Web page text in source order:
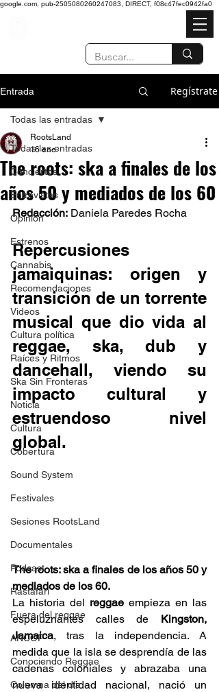
google.com, pub-2505080260247083, DIRECT, f08c47fec0942fa0
Entrada Regístrate
Todas las entradas
Conciertos
Entrevistas
Opinión
Estrenos
Cannabis
Recomendaciones
Videos
Cultura política
Raíces y Ritmos
Ska Sin Fronteras
Noticia
Cultura
Cobertura
Sound System
Festivales
Sesiones RootsLand
Documentales
Podcast
Rastafari
Fuera del reggae
ANCOP
Conociendo Reggae
Columna del día
Todas las entradas
The roots: ska a finales de los
años 50 y mediados de los 60
RootsLand
16 ene
Redacción: Daniela Paredes Rocha
Repercusiones
jamaiquinas: origen y
transición de un torrente
musical que dio vida al
reggae, ska, dub y
dancehall, viendo su
impacto cultural y
estruendoso nivel
global.
The roots: ska a finales de los años 50 y
mediados de los 60.
La historia del reggae empieza en las
espeluznantes calles de Kingston,
Jamaica, tras la independencia. A
medida que la isla se desprendía de las
cadenas coloniales y abrazaba una
nueva identidad nacional, nació un